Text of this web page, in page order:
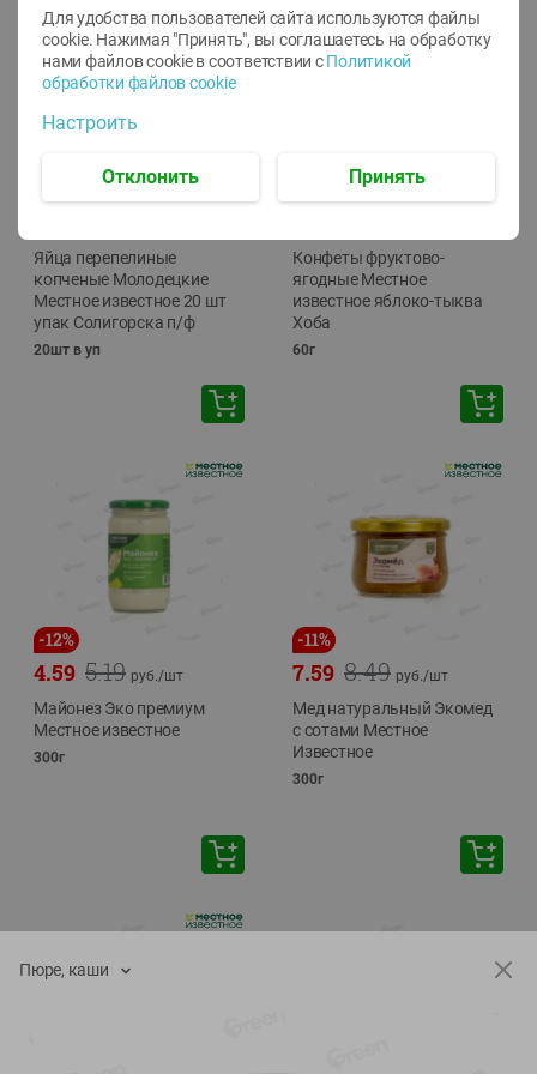
Яйца перепелиные
копченые Молодецкие
Местное известное 20 шт
упак Солигорска п/ф
20шт в уп
Конфеты фруктово-
ягодные Местное
известное яблоко-тыква
Хоба
60г
-12%
5.19
4.59 руб./шт
Майонез Эко премиум
Местное известное
300г
-11%
8.49
7.59 руб./шт
Мед натуральный Экомед
с сотами Местное
Известное
300г
Пюре, каши
Для удобства пользователей сайта используются файлы
cookie. Нажимая "Принять", вы соглашаетесь на обработку
нами файлов cookie в соответствии с Политикой
обработки файлов cookie
Настроить
Отклонить Принять